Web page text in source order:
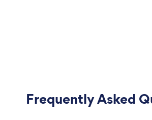
Frequently Asked